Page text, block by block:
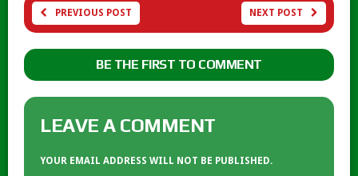
PREVIOUS POST NEXT POST
BE THE FIRST TO COMMENT
LEAVE A COMMENT
YOUR EMAIL ADDRESS WILL NOT BE PUBLISHED.